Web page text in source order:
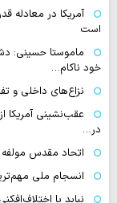
آمریکا در
است
ماموستا حسینی:
خود ناکام…
نزاع‌های داخلی و
عقب‌نشینی آمریکا
در…
اتحاد مقدس
انسجام ملی
نباید با